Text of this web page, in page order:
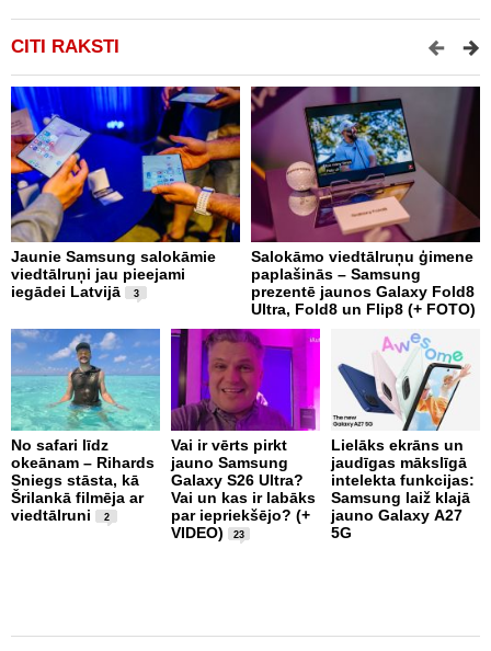
CITI RAKSTI
Jaunie Samsung salokāmie
viedtālruņi jau pieejami
iegādei Latvijā
3
Salokāmo viedtālruņu ģimene
paplašinās – Samsung
prezentē jaunos Galaxy Fold8
Ultra, Fold8 un Flip8 (+ FOTO)
No safari līdz
okeānam – Rihards
Sniegs stāsta, kā
Šrilankā filmēja ar
viedtālruni
2
Vai ir vērts pirkt
jauno Samsung
Galaxy S26 Ultra?
Vai un kas ir labāks
par iepriekšējo? (+
VIDEO)
23
Lielāks ekrāns un
jaudīgas mākslīgā
intelekta funkcijas:
Samsung laiž klajā
jauno Galaxy A27
5G